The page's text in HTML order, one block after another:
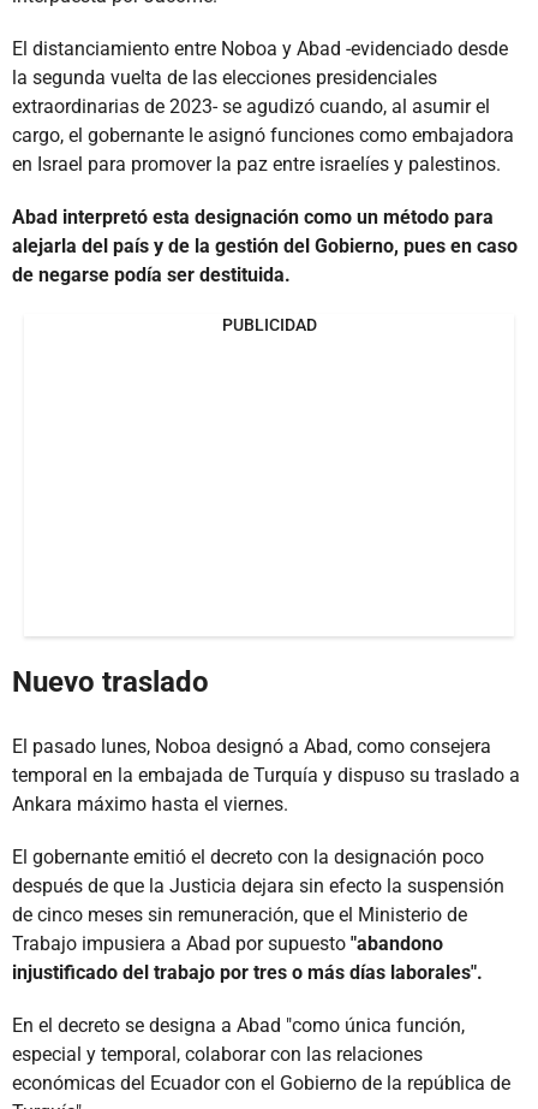
El distanciamiento entre Noboa y Abad -evidenciado desde
la segunda vuelta de las elecciones presidenciales
extraordinarias de 2023- se agudizó cuando, al asumir el
cargo, el gobernante le asignó funciones como embajadora
en Israel para promover la paz entre israelíes y palestinos.
Abad interpretó esta designación como un método para
alejarla del país y de la gestión del Gobierno, pues en caso
de negarse podía ser destituida.
PUBLICIDAD
Nuevo traslado
El pasado lunes, Noboa designó a Abad, como consejera
temporal en la embajada de Turquía y dispuso su traslado a
Ankara máximo hasta el viernes.
El gobernante emitió el decreto con la designación poco
después de que la Justicia dejara sin efecto la suspensión
de cinco meses sin remuneración, que el Ministerio de
Trabajo impusiera a Abad por supuesto "abandono
injustificado del trabajo por tres o más días laborales".
En el decreto se designa a Abad "como única función,
especial y temporal, colaborar con las relaciones
económicas del Ecuador con el Gobierno de la república de